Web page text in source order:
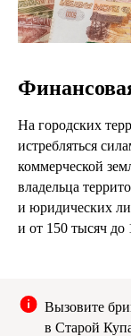
На городских
истребляться
коммерческой
владельца
и юридических
и от 150 тысяч до
Вызовите
в Старой